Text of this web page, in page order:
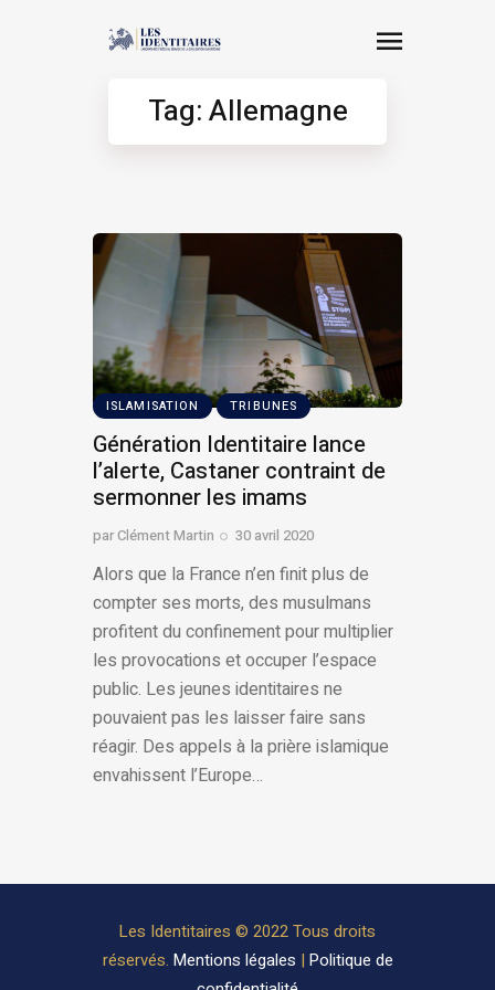
Tag: Allemagne
ISLAMISATION TRIBUNES
Génération Identitaire lance
l’alerte, Castaner contraint de
sermonner les imams
parClément Martin 30 avril 2020
Alors que la France n’en finit plus de
compter ses morts, des musulmans
profitent du confinement pour multiplier
les provocations et occuper l’espace
public. Les jeunes identitaires ne
pouvaient pas les laisser faire sans
réagir. Des appels à la prière islamique
envahissent l’Europe…
Les Identitaires © 2022 Tous droits
réservés. Mentions légales | Politique de